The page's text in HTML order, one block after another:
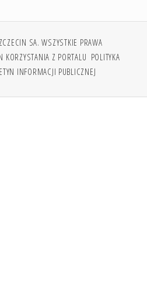
SA. WSZYSTKIE PRAWA
KORZYSTANIA Z PORTALU POLITYKA
INFORMACJI PUBLICZNEJ